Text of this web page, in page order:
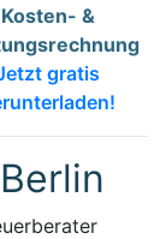
Kosten- &
gratis